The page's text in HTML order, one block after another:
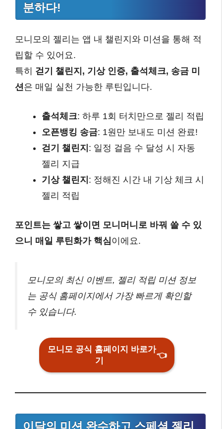
분하다!
모니모의 젤리는 앱 내 챌린지와 미션을 통해 적
립할 수 있어요.
특히 걷기 챌린지, 기상 인증, 출석체크, 송금 미
션 은 매일 실천 가능한 루틴입니다.
출석체크: 하루 1회 터치만으로 젤리 적립
오픈뱅킹 송금: 1원만 보내도 미션 완료!
걷기 챌린지 : 일정 걸음 수 달성 시 자동
젤리 지급
기상 챌린지 : 정해진 시간 내 기상 체크 시
젤리 적립
포인트는 쌓고 쌓이면 모니머니로 바꿔 쓸 수 있
으니 매일 루틴화가 핵심 이에요.
모니모의 최신 이벤트, 젤리 적립 미션 정보
는 공식 홈페이지에서 가장 빠르게 확인할
수 있습니다.
모니모 공식 홈페이지 바로가
기
👈
이달의 미션 완수하고 스페셜 젤리